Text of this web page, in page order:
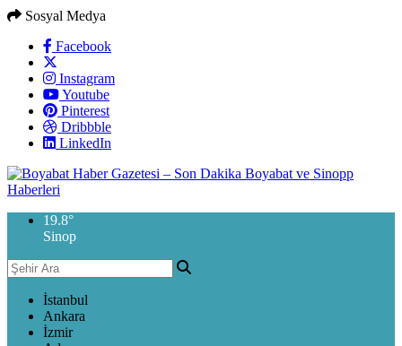
Sosyal Medya
Facebook
Instagram
Youtube
Pinterest
Dribbble
LinkedIn
19.8°
Sinop
İstanbul
Ankara
İzmir